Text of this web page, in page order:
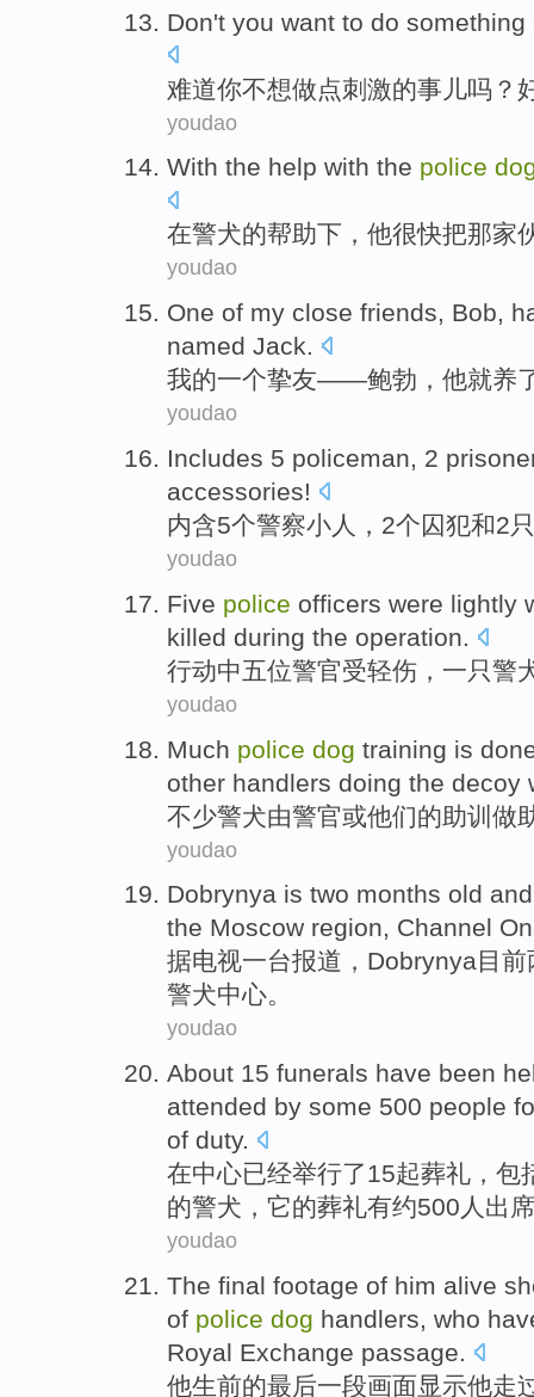
Don't you want to do something
难道你不想做点刺激的事儿吗？
youdao
With the help with the police
在警犬的帮助下 ， 他很快把那家
youdao
One of my close friends, Bob,
named Jack.
我的一个挚友——鲍勃 ，他就养
youdao
Includes 5 policeman, 2
accessories!
内含5个警察小人 ， 2个囚犯和2
youdao
Five police officers were lightly
killed during the operation.
行动中五位警官受轻伤 ， 一只警
youdao
Much police dog training is
other handlers doing the decoy
不少警犬由警官或他们的助训 做
youdao
Dobrynya is two months old
the Moscow region, Channel
据电视一台报道， Dobrynya目前
警犬中心。
youdao
About 15 funerals have been
attended by some 500 people
of duty.
在中心已经举行了15起葬礼 ， 包
的警犬 ，它的葬礼有约500 人 出席
youdao
The final footage of him alive
of police dog handlers, who
Royal Exchange passage.
他生前的最后一段画面显示他走